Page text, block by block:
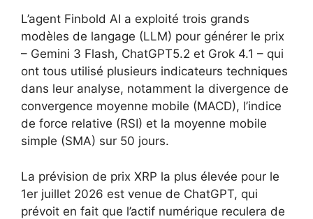
L’agent Finbold AI a exploité trois grands
modèles de langage (LLM) pour générer le prix
– Gemini 3 Flash, ChatGPT5.2 et Grok 4.1 – qui
ont tous utilisé plusieurs indicateurs techniques
dans leur analyse, notamment la divergence de
convergence moyenne mobile (MACD), l’indice
de force relative (RSI) et la moyenne mobile
simple (SMA) sur 50 jours.
La prévision de prix XRP la plus élevée pour le
1er juillet 2026 est venue de ChatGPT, qui
prévoit en fait que l’actif numérique reculera de